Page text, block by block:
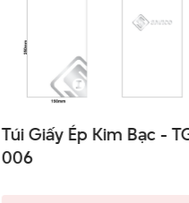
Túi Giấy Ép Kim Bạc - TG
006